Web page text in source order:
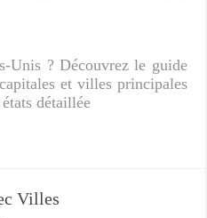
Unis ? Découvrez le guide
et villes principales
détaillée
Villes